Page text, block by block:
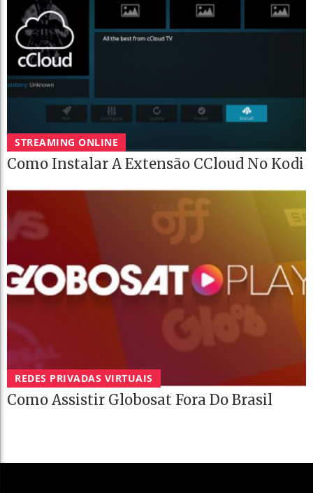
STREAMING ONLINE
Como Instalar A Extensão CCloud No Kodi
REDES PRIVADAS VIRTUAIS
Como Assistir Globosat Fora Do Brasil